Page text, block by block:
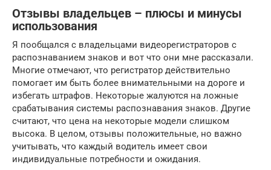
Отзывы владельцев – плюсы и минусы
использования
Я пообщался с владельцами видеорегистраторов с
распознаванием знаков и вот что они мне рассказали.
Многие отмечают, что регистратор действительно
помогает им быть более внимательными на дороге и
избегать штрафов. Некоторые жалуются на ложные
срабатывания системы распознавания знаков. Другие
считают, что цена на некоторые модели слишком
высока. В целом, отзывы положительные, но важно
учитывать, что каждый водитель имеет свои
индивидуальные потребности и ожидания.